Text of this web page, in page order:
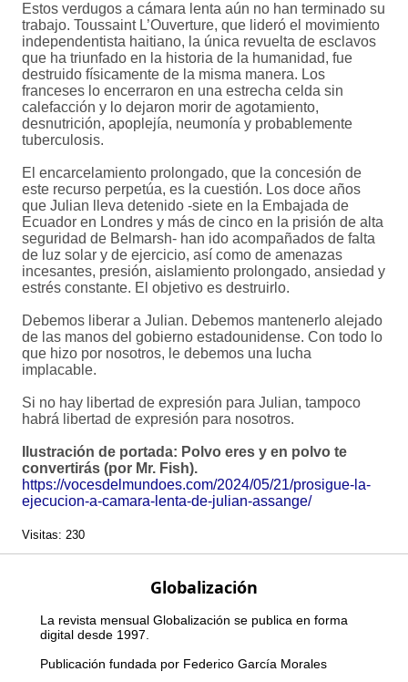
Estos verdugos a cámara lenta aún no han terminado su
trabajo. Toussaint L’Ouverture, que lideró el movimiento
independentista haitiano, la única revuelta de esclavos
que ha triunfado en la historia de la humanidad, fue
destruido físicamente de la misma manera. Los
franceses lo encerraron en una estrecha celda sin
calefacción y lo dejaron morir de agotamiento,
desnutrición, apoplejía, neumonía y probablemente
tuberculosis.
El encarcelamiento prolongado, que la concesión de
este recurso perpetúa, es la cuestión. Los doce años
que Julian lleva detenido -siete en la Embajada de
Ecuador en Londres y más de cinco en la prisión de alta
seguridad de Belmarsh- han ido acompañados de falta
de luz solar y de ejercicio, así como de amenazas
incesantes, presión, aislamiento prolongado, ansiedad y
estrés constante. El objetivo es destruirlo.
Debemos liberar a Julian. Debemos mantenerlo alejado
de las manos del gobierno estadounidense. Con todo lo
que hizo por nosotros, le debemos una lucha
implacable.
Si no hay libertad de expresión para Julian, tampoco
habrá libertad de expresión para nosotros.
Ilustración de portada: Polvo eres y en polvo te
convertirás (por Mr. Fish).
https://vocesdelmundoes.com/2024/05/21/prosigue-la-
ejecucion-a-camara-lenta-de-julian-assange/
Visitas: 230
Globalización
La revista mensual Globalización se publica en forma
digital desde 1997.
Publicación fundada por Federico García Morales